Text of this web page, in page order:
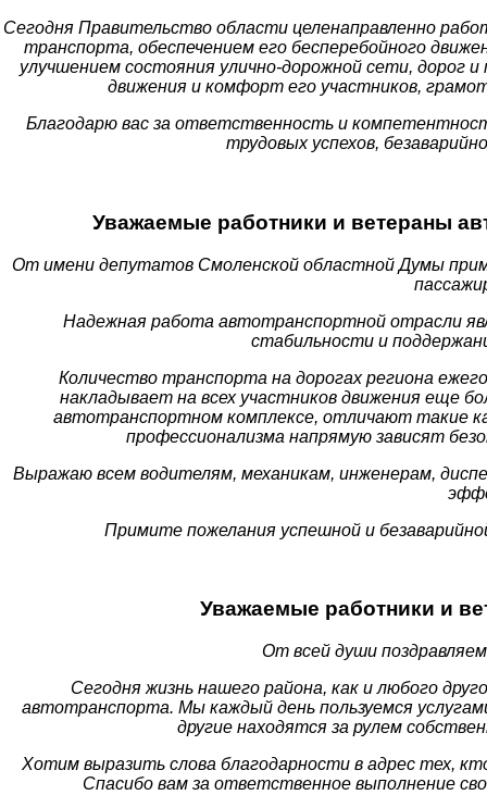
Сегодня Правительство области целенаправленно
транспорта, обеспечением его бесперебойного
улучшением состояния улично-дорожной сети, дорог
движения и комфорт его участников,
Благодарю вас за ответственность и
трудовых успехов,
Уважаемые работники и ветераны
От имени депутатов Смоленской областной Думы
Надежная работа автотранспортной отрасли
стабильности и
Количество транспорта на дорогах региона
накладывает на всех участников движения еще
автотранспортном комплексе, отличают такие
профессионализма напрямую зависят
Выражаю всем водителям, механикам, инженерам,
Примите пожелания успешной и
Уважаемые работники и
От всей души
Сегодня жизнь нашего района, как и любого
автотранспорта. Мы каждый день пользуемся
другие находятся за рулем
Хотим выразить слова благодарности в адрес тех,
Спасибо вам за ответственное выполнение